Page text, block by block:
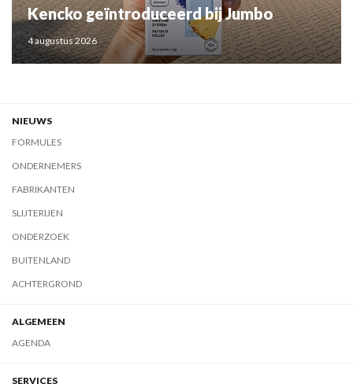
Kencko geïntroduceerd bij Jumbo
4 augustus 2026
NIEUWS
FORMULES
ONDERNEMERS
FABRIKANTEN
SLIJTERIJEN
ONDERZOEK
BUITENLAND
ACHTERGROND
ALGEMEEN
AGENDA
SERVICES